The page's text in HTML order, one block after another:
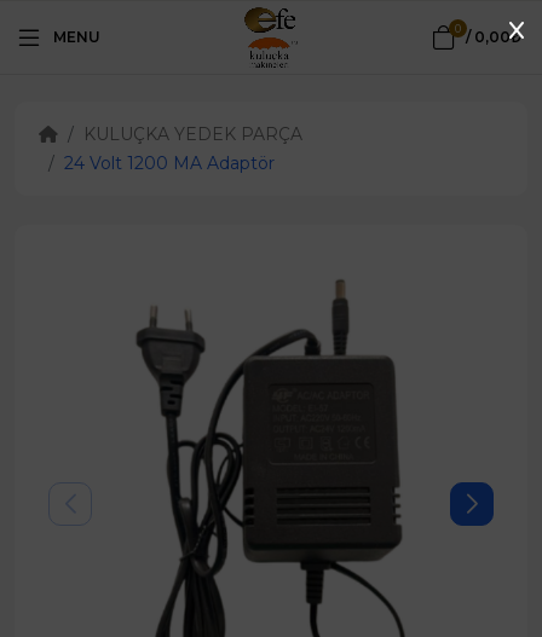
MENU 0 / 0,00₺
KULUÇKA YEDEK PARÇA
24 Volt 1200 MA Adaptör